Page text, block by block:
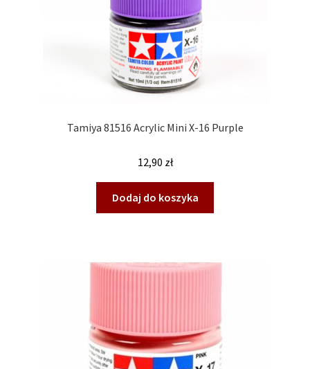
Tamiya 81516 Acrylic Mini X-16 Purple
12,90 zł
Dodaj do koszyka